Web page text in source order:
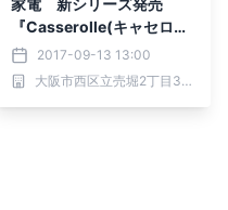
家電 新シリーズ発売
『Casserolle(キャセロー
ル)』シリーズ第1弾 電気
グリル鍋を新発売！
2017-09-13 13:00
大阪市西区立売堀2丁目3番16号 株式会社山善 (証券コード：8051)